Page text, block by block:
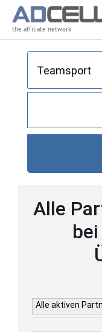
the affiliate network
Alle
Alle aktiven